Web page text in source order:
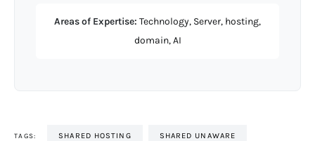
Areas of Expertise: Technology, Server, hosting,
domain, AI
TAGS: SHARED HOSTING SHARED UNAWARE